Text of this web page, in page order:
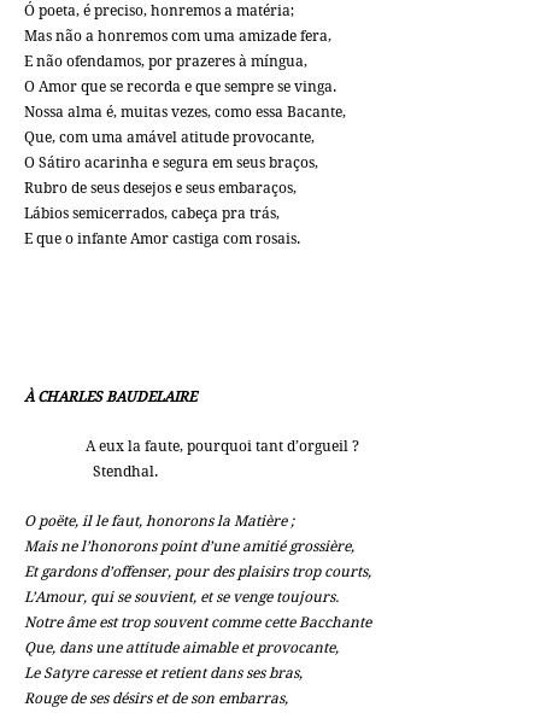
Ó poeta, é preciso, honremos a matéria;
Mas não a honremos com uma amizade fera,
E não ofendamos, por prazeres à míngua,
O Amor que se recorda e que sempre se vinga.
Nossa alma é, muitas vezes, como essa Bacante,
Que, com uma amável atitude provocante,
O Sátiro acarinha e segura em seus braços,
Rubro de seus desejos e seus embaraços,
Lábios semicerrados, cabeça pra trás,
E que o infante Amor castiga com rosais.
À CHARLES BAUDELAIRE
A eux la faute, pourquoi tant d’orgueil ?
Stendhal.
O poëte, il le faut, honorons la Matière ;
Mais ne l’honorons point d’une amitié grossière,
Et gardons d’offenser, pour des plaisirs trop courts,
L’Amour, qui se souvient, et se venge toujours.
Notre âme est trop souvent comme cette Bacchante
Que, dans une attitude aimable et provocante,
Le Satyre caresse et retient dans ses bras,
Rouge de ses désirs et de son embarras,